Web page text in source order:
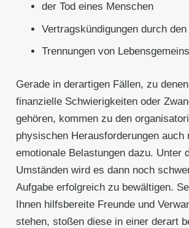
der Tod eines Menschen
Vertragskündigungen durch
Trennungen von
Gerade in derartigen Fällen, zu
finanzielle Schwierigkeiten oder
gehören, kommen zu den
physischen Herausforderungen auch
emotionale Belastungen dazu. Unter
Umständen wird es dann noch
Aufgabe erfolgreich zu bewältigen.
Ihnen hilfsbereite Freunde und
stehen, stoßen diese in einer derart